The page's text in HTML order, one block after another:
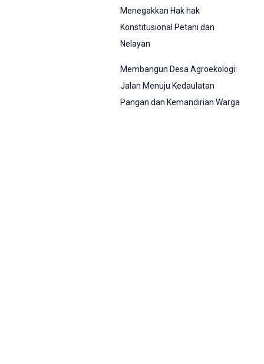
Menegakkan Hak hak
Konstitusional Petani dan
Nelayan
Membangun Desa Agroekologi:
Jalan Menuju Kedaulatan
Pangan dan Kemandirian Warga